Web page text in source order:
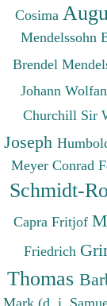
Cosima
Mendelssohn
Brendel
Johann
Churchill Sir
Joseph
Meyer Conrad
Schmidt-
Capra Fritjof
Friedrich
Thomas